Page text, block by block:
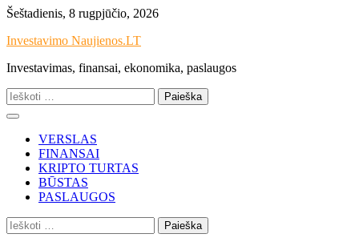
Skip
content
Šeštadienis, 8 rugpjūčio, 2026
Investavimo Naujienos.LT
Investavimas, finansai, ekonomika, paslaugos
Ieškoti:
VERSLAS
FINANSAI
KRIPTO TURTAS
BŪSTAS
PASLAUGOS
Ieškoti: